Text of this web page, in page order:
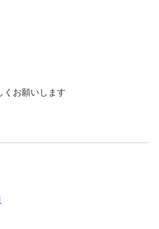
くお願いします